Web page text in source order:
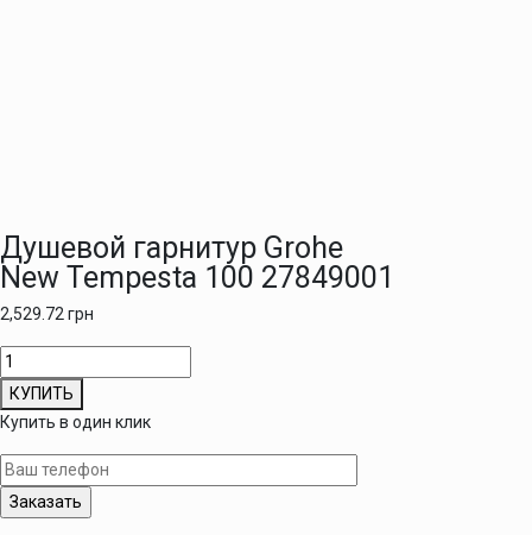
Душевой гарнитур Grohe
New Tempesta 100 27849001
2,529.72 грн
Количество
товара
Душевой
гарнитур
Grohe
New
Tempesta
КУПИТЬ
Купить в один клик